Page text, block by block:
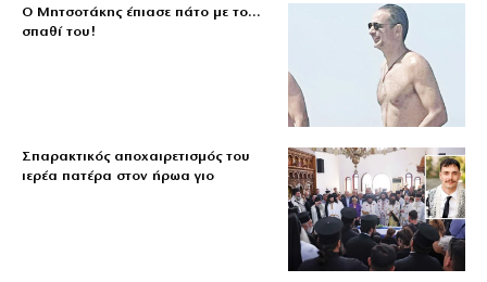
Ο Μητσοτάκης έπιασε πάτο με το…
σπαθί του!
Σπαρακτικός αποχαιρετισμός του
ιερέα πατέρα στον ήρωα γιο